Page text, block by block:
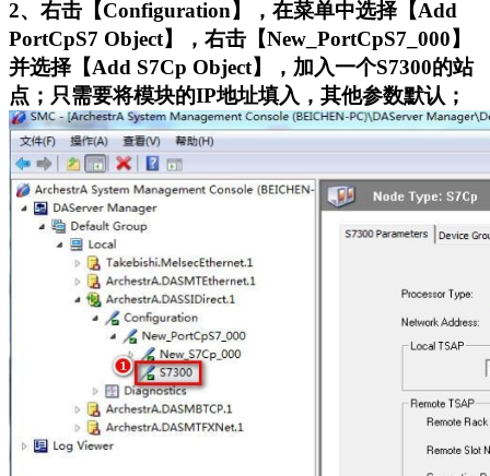
2、右击【Configuration】，在菜单中选择【Add
PortCpS7 Object】，右击【New_PortCpS7_000】
并选择【Add S7Cp Object】，加入一个S7300的站
点；只需要将模块的IP地址填入，其他参数默认；